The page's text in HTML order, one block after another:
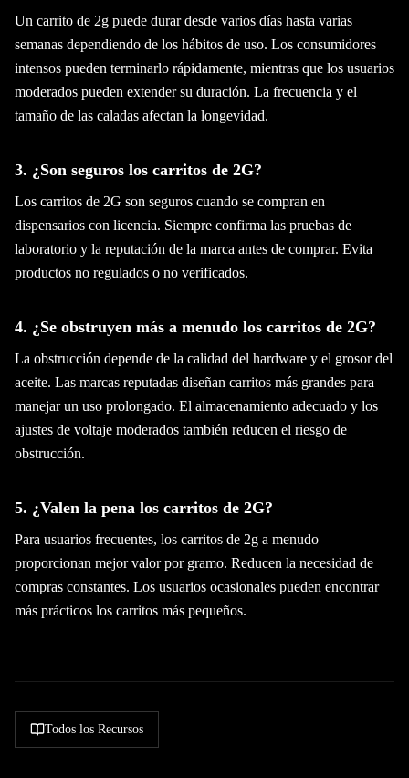
Un carrito de 2g puede durar desde varios días hasta varias
semanas dependiendo de los hábitos de uso. Los consumidores
intensos pueden terminarlo rápidamente, mientras que los usuarios
moderados pueden extender su duración. La frecuencia y el
tamaño de las caladas afectan la longevidad.
3. ¿Son seguros los carritos de 2G?
Los carritos de 2G son seguros cuando se compran en
dispensarios con licencia. Siempre confirma las pruebas de
laboratorio y la reputación de la marca antes de comprar. Evita
productos no regulados o no verificados.
4. ¿Se obstruyen más a menudo los carritos de 2G?
La obstrucción depende de la calidad del hardware y el grosor del
aceite. Las marcas reputadas diseñan carritos más grandes para
manejar un uso prolongado. El almacenamiento adecuado y los
ajustes de voltaje moderados también reducen el riesgo de
obstrucción.
5. ¿Valen la pena los carritos de 2G?
Para usuarios frecuentes, los carritos de 2g a menudo
proporcionan mejor valor por gramo. Reducen la necesidad de
compras constantes. Los usuarios ocasionales pueden encontrar
más prácticos los carritos más pequeños.
Todos los Recursos